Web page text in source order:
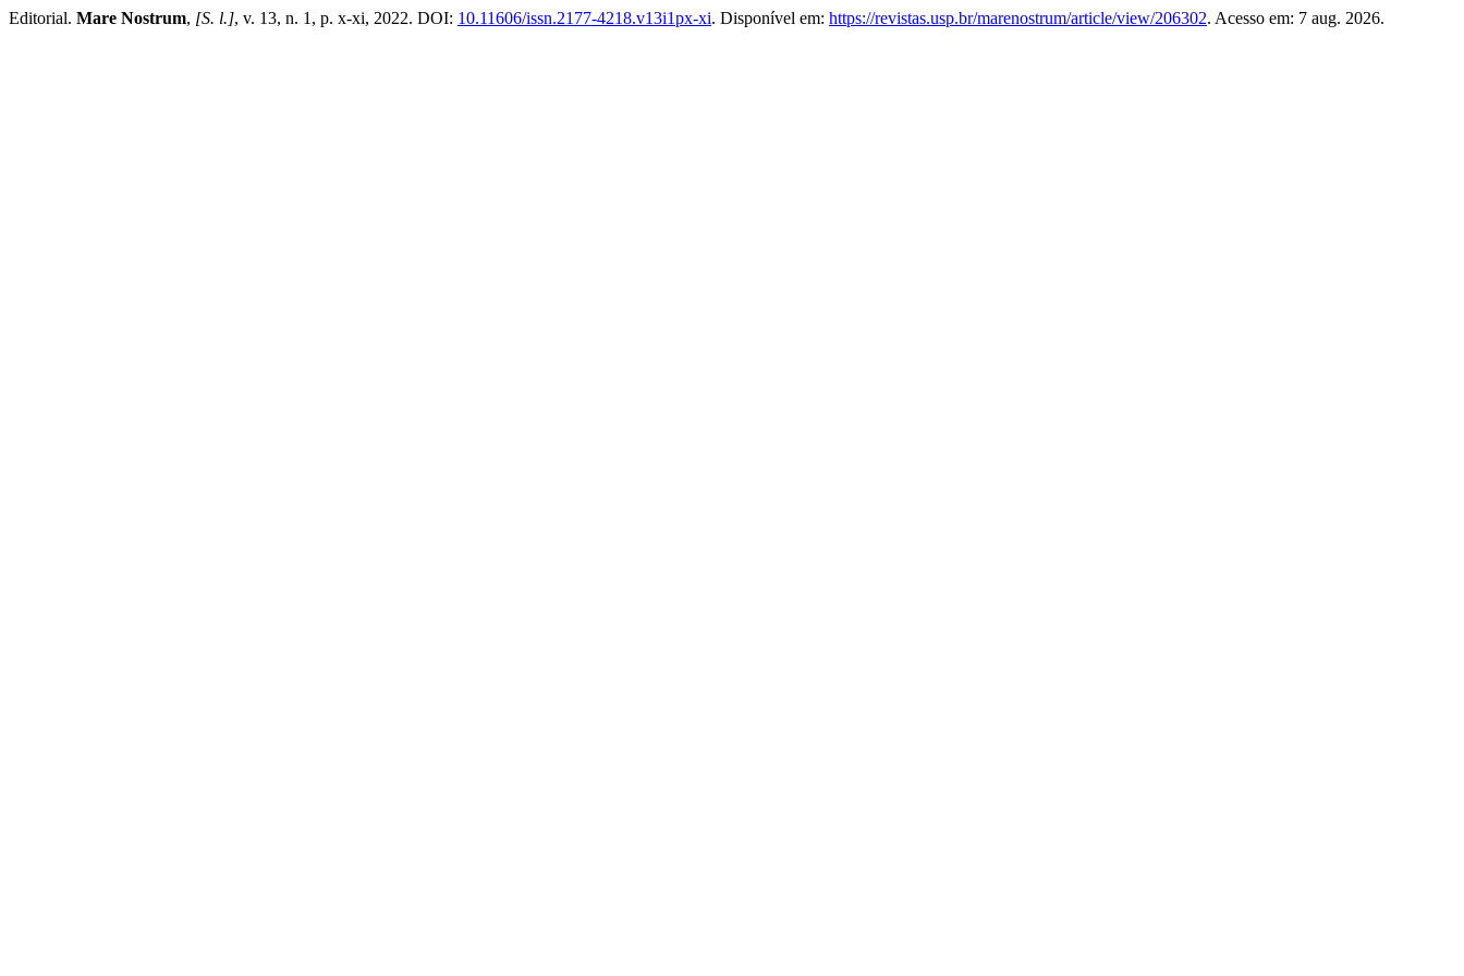
Editorial. Mare Nostrum, [S. l.], v. 13, n. 1, p. x-xi, 2022. DOI: 10.11606/issn.2177-4218.v13i1px-xi. Disponível em: https://revistas.usp.br/marenostrum/article/view/206302. Acesso em: 7 aug. 2026.